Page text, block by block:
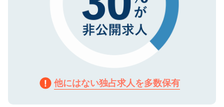
他にはない独占求人を多数保有